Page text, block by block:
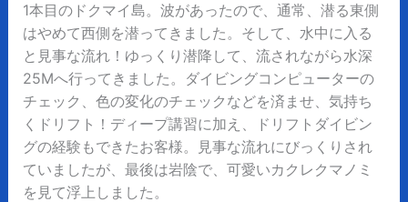
1本目のドクマイ島。波があったので、通常、潜る東側
はやめて西側を潜ってきました。そして、水中に入る
と見事な流れ！ゆっくり潜降して、流されながら水深
25Mへ行ってきました。ダイビングコンピューターの
チェック、色の変化のチェックなどを済ませ、気持ち
くドリフト！ディープ講習に加え、ドリフトダイビン
グの経験もできたお客様。見事な流れにびっくりされ
ていましたが、最後は岩陰で、可愛いカクレクマノミ
を見て浮上しました。